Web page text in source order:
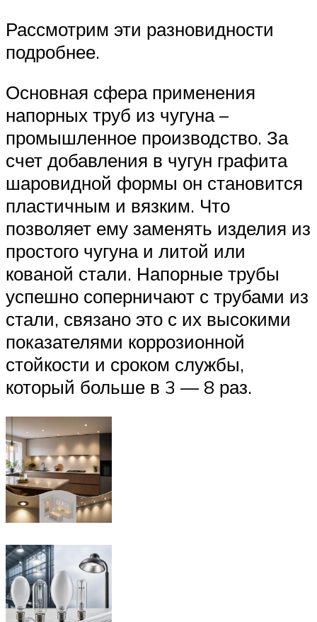
Рассмотрим эти разновидности
подробнее.
Основная сфера применения
напорных труб из чугуна –
промышленное производство. За
счет добавления в чугун графита
шаровидной формы он становится
пластичным и вязким. Что
позволяет ему заменять изделия из
простого чугуна и литой или
кованой стали. Напорные трубы
успешно соперничают с трубами из
стали, связано это с их высокими
показателями коррозионной
стойкости и сроком службы,
который больше в 3 — 8 раз.